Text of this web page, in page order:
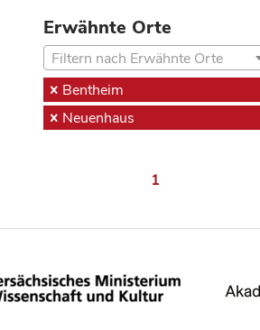
Erwähnte Orte
Filtern nach Erwähnte Orte
Bentheim
Neuenhaus
1